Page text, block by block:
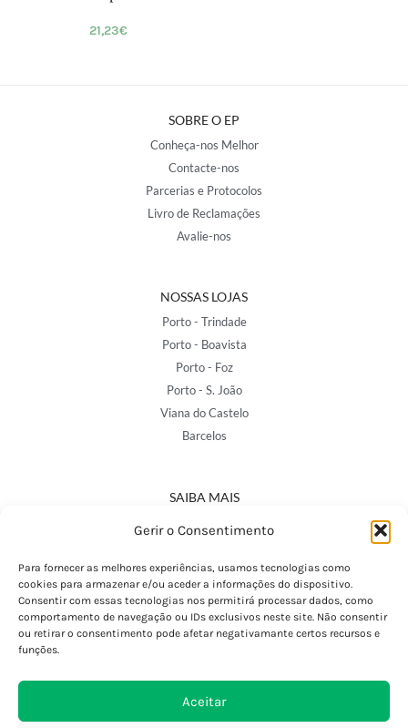
Gerir o Consentimento
Para fornecer as melhores experiências, usamos tecnologias como
cookies para armazenar e/ou aceder a informações do dispositivo.
Consentir com essas tecnologias nos permitirá processar dados, como
comportamento de navegação ou IDs exclusivos neste site. Não consentir
ou retirar o consentimento pode afetar negativamante certos recursos e
funções.
Aceitar
21,23€
SOBRE O EP
Conheça-nos Melhor
Contacte-nos
Parcerias e Protocolos
Livro de Reclamações
Avalie-nos
NOSSAS LOJAS
Porto - Trindade
Porto - Boavista
Porto - Foz
Porto - S. João
Viana do Castelo
Barcelos
SAIBA MAIS
Política de Privacidade
Termos e Condições
Perguntas Frequentes
Custos de Envio
Encomendas Internacionais
Devoluções e Trocas